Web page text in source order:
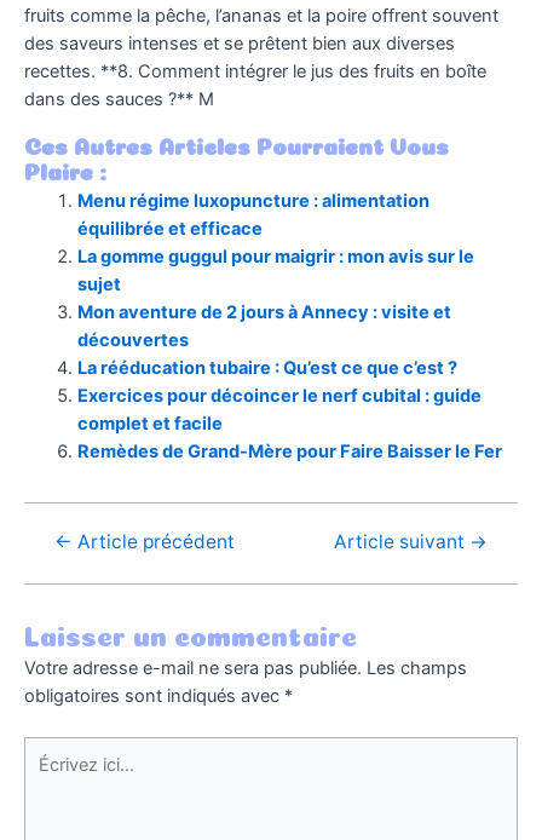
fruits comme la pêche, l’ananas et la poire offrent souvent
des saveurs intenses et se prêtent bien aux diverses
recettes. **8. Comment intégrer le jus des fruits en boîte
dans des sauces ?** M
Ces Autres Articles Pourraient Vous
Plaire :
Menu régime luxopuncture : alimentation
équilibrée et efficace
La gomme guggul pour maigrir : mon avis sur le
sujet
Mon aventure de 2 jours à Annecy : visite et
découvertes
La rééducation tubaire : Qu’est ce que c’est ?
Exercices pour décoincer le nerf cubital : guide
complet et facile
Remèdes de Grand-Mère pour Faire Baisser le Fer
← Article précédent Article suivant →
Laisser un commentaire
Votre adresse e-mail ne sera pas publiée. Les champs
obligatoires sont indiqués avec *
Écrivez
ici…